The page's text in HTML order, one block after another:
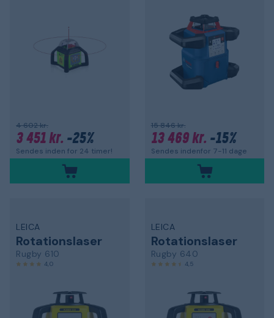
4 602 kr.
3 451 kr. -25%
Sendes inden for 24 timer!
15 846 kr.
13 469 kr. -15%
Sendes indenfor 7-11 dage
LEICA
Rotationslaser
Rugby 610
4,0
LEICA
Rotationslaser
Rugby 640
4,5